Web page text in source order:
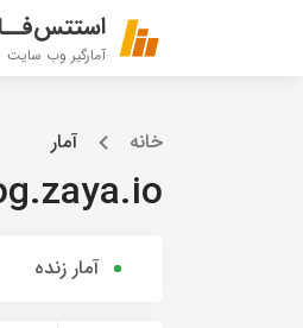
آمارگیر وب سایت
خانه آمار
آمار زنده